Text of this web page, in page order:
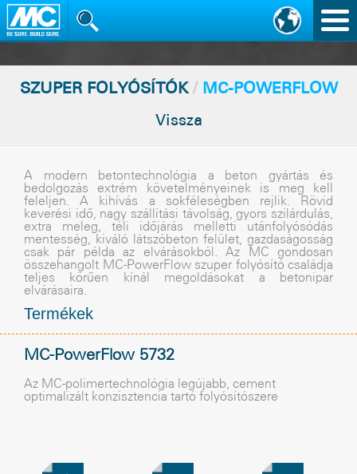
SZUPER FOLYÓSÍTÓK/ MC-POWERFLOW
Vissza
A modern betontechnológia a beton gyártás és
bedolgozás extrém követelményeinek is meg kell
feleljen. A kihívás a sokféleségben rejlik. Rövid
keverési idõ, nagy szállítási távolság, gyors szilárdulás,
extra meleg, téli idõjárás melletti utánfolyósódás
mentesség, kiváló látszóbeton felület, gazdaságosság
csak pár példa az elvárásokból. Az MC gondosan
összehangolt MC-PowerFlow szuper folyósító családja
teljes körûen kínál megoldásokat a betonipar
elvárásaira.
Termékek
MC-PowerFlow 5732
Az MC-polimertechnológia legújabb, cement
optimalizált konzisztencia tartó folyósítószere